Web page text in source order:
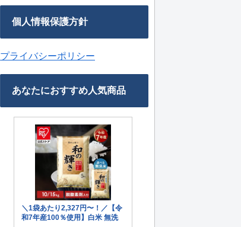
個人情報保護方針
プライバシーポリシー
あなたにおすすめ人気商品